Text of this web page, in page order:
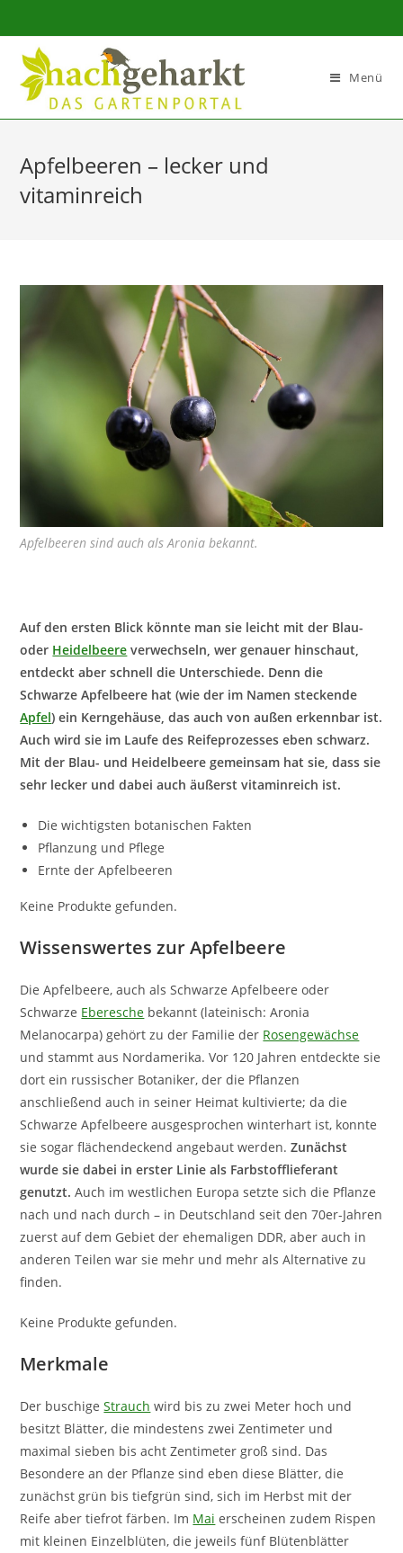
Sidebar-
Inhalt
Menü
Apfelbeeren – lecker und
vitaminreich
Apfelbeeren sind auch als Aronia bekannt.
Auf den ersten Blick könnte man sie leicht mit der Blau-
oder Heidelbeere verwechseln, wer genauer hinschaut,
entdeckt aber schnell die Unterschiede. Denn die
Schwarze Apfelbeere hat (wie der im Namen steckende
Apfel) ein Kerngehäuse, das auch von außen erkennbar ist.
Auch wird sie im Laufe des Reifeprozesses eben schwarz.
Mit der Blau- und Heidelbeere gemeinsam hat sie, dass sie
sehr lecker und dabei auch äußerst vitaminreich ist.
Die wichtigsten botanischen Fakten
Pflanzung und Pflege
Ernte der Apfelbeeren
Keine Produkte gefunden.
Wissenswertes zur Apfelbeere
Die Apfelbeere, auch als Schwarze Apfelbeere oder
Schwarze Eberesche bekannt (lateinisch: Aronia
Melanocarpa) gehört zu der Familie der Rosengewächse
und stammt aus Nordamerika. Vor 120 Jahren entdeckte sie
dort ein russischer Botaniker, der die Pflanzen
anschließend auch in seiner Heimat kultivierte; da die
Schwarze Apfelbeere ausgesprochen winterhart ist, konnte
sie sogar flächendeckend angebaut werden.Zunächst
wurde sie dabei in erster Linie als Farbstofflieferant
genutzt. Auch im westlichen Europa setzte sich die Pflanze
nach und nach durch – in Deutschland seit den 70er-Jahren
zuerst auf dem Gebiet der ehemaligen DDR, aber auch in
anderen Teilen war sie mehr und mehr als Alternative zu
finden.
Keine Produkte gefunden.
Merkmale
Der buschigeStrauch wird bis zu zwei Meter hoch und
besitzt Blätter, die mindestens zwei Zentimeter und
maximal sieben bis acht Zentimeter groß sind. Das
Besondere an der Pflanze sind eben diese Blätter, die
zunächst grün bis tiefgrün sind, sich im Herbst mit der
Reife aber tiefrot färben. Im Mai erscheinen zudem Rispen
mit kleinen Einzelblüten, die jeweils fünf Blütenblätter